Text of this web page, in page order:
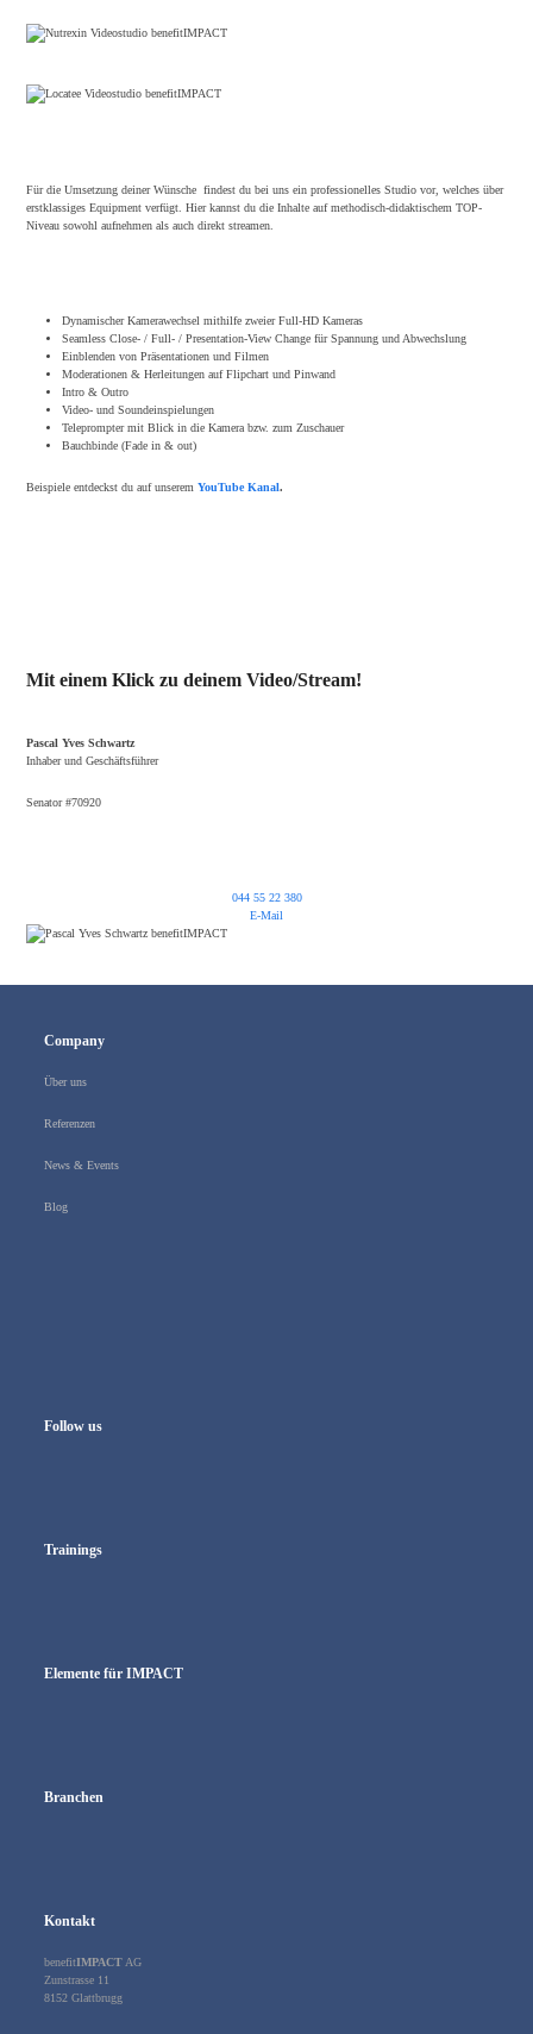
Für die Umsetzung deiner Wünsche findest du bei uns ein professionelles Studio vor, welches über
erstklassiges Equipment verfügt. Hier kannst du die Inhalte auf methodisch-didaktischem TOP-
Niveau sowohl aufnehmen als auch direkt streamen.
Dynamischer Kamerawechsel mithilfe zweier Full-HD Kameras
Seamless Close- / Full- / Presentation-View Change für Spannung und Abwechslung
Einblenden von Präsentationen und Filmen
Moderationen & Herleitungen auf Flipchart und Pinwand
Intro & Outro
Video- und Soundeinspielungen
Teleprompter mit Blick in die Kamera bzw. zum Zuschauer
Bauchbinde (Fade in & out)
Beispiele entdeckst du auf unseremYouTube Kanal.
Mit einem Klick zu deinem Video/Stream!
Pascal Yves Schwartz
Inhaber und Geschäftsführer
Senator #70920
044 55 22 380
E-Mail
Company
Über uns
Referenzen
News & Events
Blog
Follow us
Trainings
Elemente für IMPACT
Branchen
Kontakt
benefitIMPACT AG
Zunstrasse 11
8152 Glattbrugg